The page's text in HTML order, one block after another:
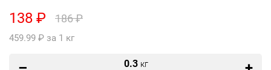
138 ₽ 186 ₽
459.99 ₽ за 1 кг
0.3 кг